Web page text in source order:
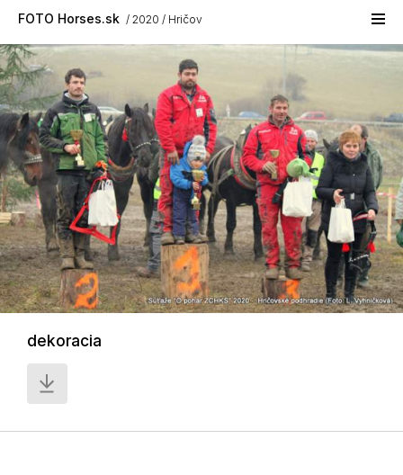
FOTO Horses.sk 2020 Hričov
dekoracia